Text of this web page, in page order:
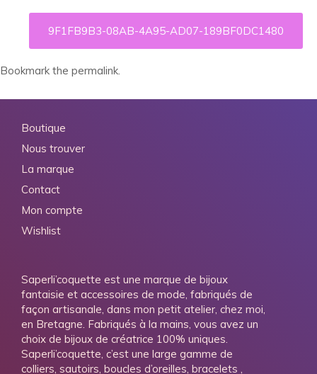
9F1FB9B3-08AB-4A95-AD07-189BF0DC1480
Bookmark the permalink.
Boutique
Nous trouver
La marque
Contact
Mon compte
Wishlist
Saperli’coquette est une marque de bijoux
fantaisie et accessoires de mode, fabriqués de
façon artisanale, dans mon petit atelier, chez moi,
en Bretagne. Fabriqués à la mains, vous avez un
choix de bijoux de créatrice 100% uniques.
Saperli’coquette, c’est une large gamme de
colliers, sautoirs, boucles d’oreilles, bracelets ,